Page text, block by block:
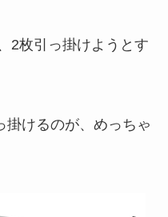
2枚引っ掛けようとす
掛けるのが、めっちゃ